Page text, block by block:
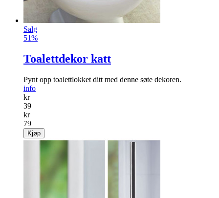
Salg
51%
Toalettdekor katt
Pynt opp toalettlokket ditt med denne søte dekoren.
info
kr
39
kr
79
Kjøp